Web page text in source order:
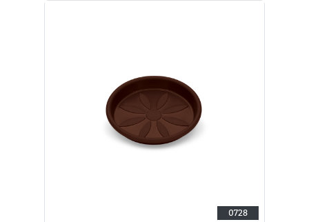
0728